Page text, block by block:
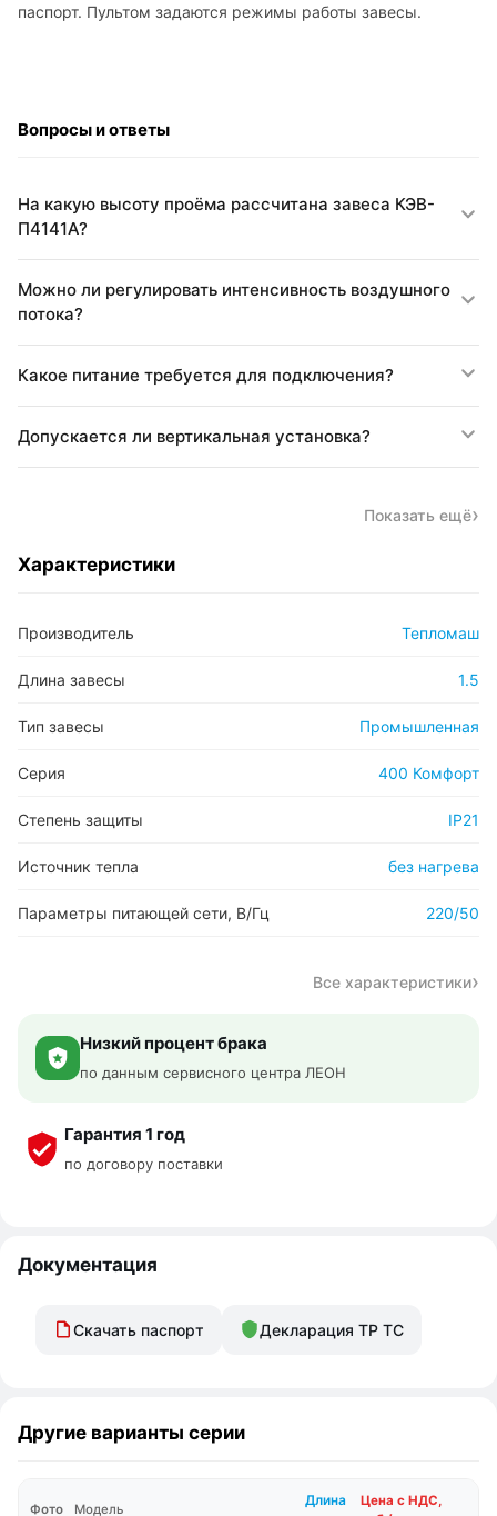
паспорт. Пультом задаются режимы работы завесы.
Вопросы и ответы
На какую высоту проёма рассчитана завеса КЭВ-
П4141A?
Можно ли регулировать интенсивность воздушного
потока?
Какое питание требуется для подключения?
Допускается ли вертикальная установка?
Показать ещё
Характеристики
Производитель Тепломаш
Длина завесы 1.5
Тип завесы Промышленная
Серия 400 Комфорт
Степень защиты IP21
Источник тепла без нагрева
Параметры питающей сети, В/Гц 220/50
Все характеристики
Низкий процент брака
по данным сервисного центра ЛЕОН
Гарантия 1 год
по договору поставки
Документация
Скачать паспорт Декларация ТР ТС
Другие варианты серии
Фото Модель
Длина
Цена с НДС,